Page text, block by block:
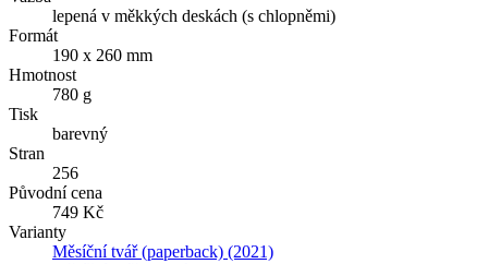
lepená v měkkých deskách (s chlopněmi)
Formát
190 x 260 mm
Hmotnost
780 g
Tisk
barevný
Stran
256
Původní cena
749 Kč
Varianty
Měsíční tvář (paperback) (2021)